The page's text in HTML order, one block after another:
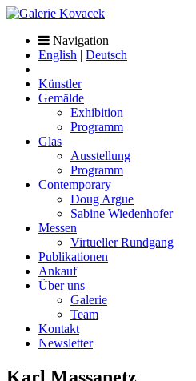
Navigation
English | Deutsch
Künstler
Gemälde
Exhibition
Programm
Glas
Ausstellung
Programm
Contemporary
Doug Argue
Sabine Wiedenhofer
Messen
Virtueller Rundgang
Publikationen
Ankauf
Über uns
Galerie
Team
Kontakt
Newsletter